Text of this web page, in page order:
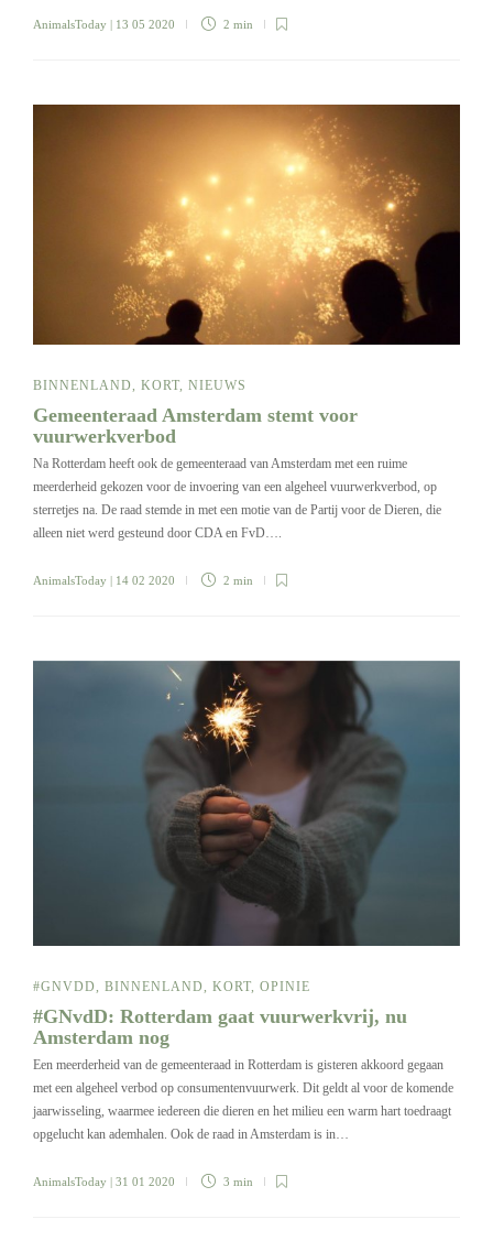
AnimalsToday | 13 05 2020 2 min
BINNENLAND, KORT, NIEUWS
Gemeenteraad Amsterdam stemt voor
vuurwerkverbod
Na Rotterdam heeft ook de gemeenteraad van Amsterdam met een ruime
meerderheid gekozen voor de invoering van een algeheel vuurwerkverbod, op
sterretjes na. De raad stemde in met een motie van de Partij voor de Dieren, die
alleen niet werd gesteund door CDA en FvD….
AnimalsToday | 14 02 2020 2 min
#GNVDD BINNENLAND KORT OPINIE
#GNvdD: Rotterdam gaat vuurwerkvrij, nu
Amsterdam nog
Een meerderheid van de gemeenteraad in Rotterdam is gisteren akkoord gegaan
met een algeheel verbod op consumentenvuurwerk. Dit geldt al voor de komende
jaarwisseling, waarmee iedereen die dieren en het milieu een warm hart toedraagt
opgelucht kan ademhalen. Ook de raad in Amsterdam is in…
AnimalsToday | 31 01 2020 3 min